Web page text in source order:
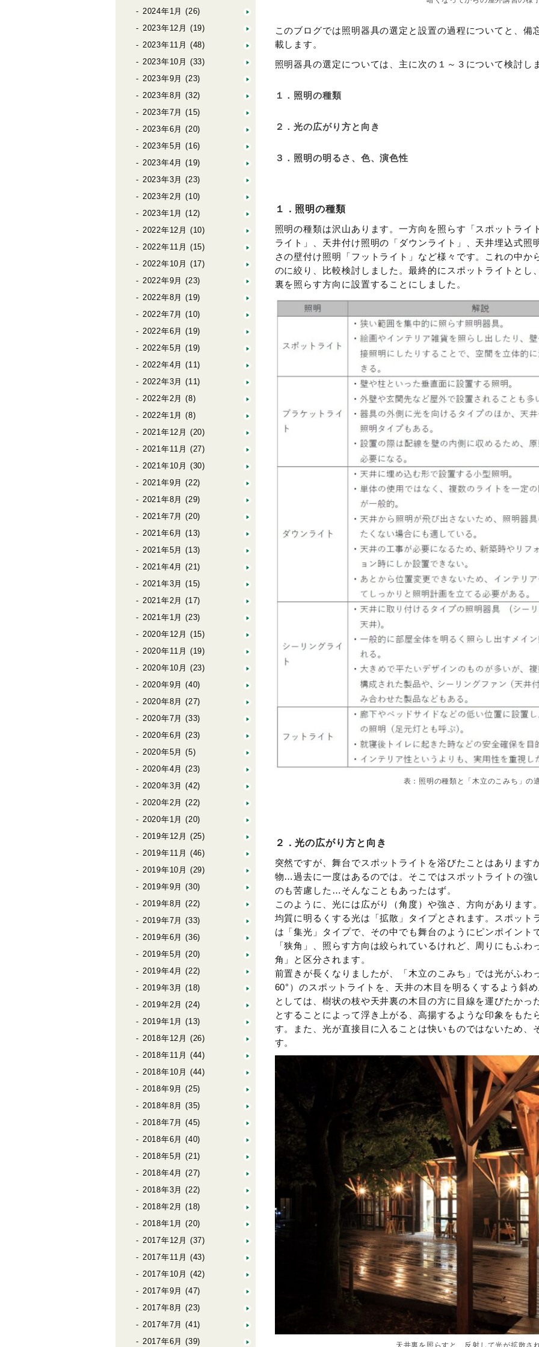
2024年1月 (26)
2023年12月 (19)
2023年11月 (48)
2023年10月 (33)
2023年9月 (23)
2023年8月 (32)
2023年7月 (15)
2023年6月 (20)
2023年5月 (16)
2023年4月 (19)
2023年3月 (23)
2023年2月 (10)
2023年1月 (12)
2022年12月 (10)
2022年11月 (15)
2022年10月 (17)
2022年9月 (23)
2022年8月 (19)
2022年7月 (10)
2022年6月 (19)
2022年5月 (19)
2022年4月 (11)
2022年3月 (11)
2022年2月 (8)
2022年1月 (8)
2021年12月 (20)
2021年11月 (27)
2021年10月 (30)
2021年9月 (22)
2021年8月 (29)
2021年7月 (20)
2021年6月 (13)
2021年5月 (13)
2021年4月 (21)
2021年3月 (15)
2021年2月 (17)
2021年1月 (23)
2020年12月 (15)
2020年11月 (19)
2020年10月 (23)
2020年9月 (40)
2020年8月 (27)
2020年7月 (33)
2020年6月 (23)
2020年5月 (5)
2020年4月 (23)
2020年3月 (42)
2020年2月 (22)
2020年1月 (20)
2019年12月 (25)
2019年11月 (46)
2019年10月 (29)
2019年9月 (30)
2019年8月 (22)
2019年7月 (33)
2019年6月 (36)
2019年5月 (20)
2019年4月 (22)
2019年3月 (18)
2019年2月 (24)
2019年1月 (13)
2018年12月 (26)
2018年11月 (44)
2018年10月 (44)
2018年9月 (25)
2018年8月 (35)
2018年7月 (45)
2018年6月 (40)
2018年5月 (21)
2018年4月 (27)
2018年3月 (22)
2018年2月 (18)
2018年1月 (20)
2017年12月 (37)
2017年11月 (43)
2017年10月 (42)
2017年9月 (47)
2017年8月 (23)
2017年7月 (41)
2017年6月 (39)
このブログでは照明器具の選定と設置の過程についてと、備
載します。
照明器具の選定については、主に次の１～３について検討し
１．照明の種類
２．光の広がり方と向き
３．照明の明るさ、色、演色性
１．照明の種類
照明の種類は沢山あります。一方向を照らす「スポットライ
ライト」、天井付け照明の「ダウンライト」、天井埋込式照
さの壁付け照明「フットライト」など様々です。これの中か
のに絞り、比較検討しました。最終的にスポットライトとし
裏を照らす方向に設置することにしました。
表：照明の種類と「木立のこみち」の
２．光の広がり方と向き
突然ですが、舞台でスポットライトを浴びたことはあります
物…過去に一度はあるのでは。そこではスポットライトの強
のも苦慮した…そんなこともあったはず。
このように、光には広がり（角度）や強さ、方向があります
均質に明るくする光は「拡散」タイプとされます。スポット
は「集光」タイプで、その中でも舞台のようにピンポイント
「狭角」、照らす方向は絞られているけれど、周りにもふ
角」と区分されます。
前置きが長くなりましたが、「木立のこみち」では光がふわ
60°）のスポットライトを、天井の木目を明るくするよう斜
としては、樹状の枝や天井裏の木目の方に目線を運びたかっ
とすることによって浮き上がる、高揚するような印象をもた
す。また、光が直接目に入ることは快いものではないため、
す。
天井裏を照らすと、反射して光が拡散さ